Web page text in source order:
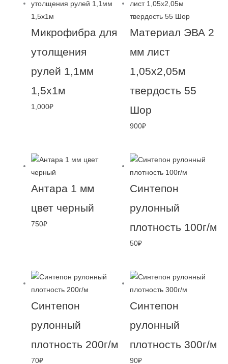
Микрофибра для
утолщения
рулей 1,1мм
1,5х1м
1,000₽
Материал ЭВА 2
мм лист
1,05х2,05м
твердость 55
Шор
900₽
Антара 1 мм
цвет черный
750₽
Синтепон
рулонный
плотность 100г/м
50₽
Синтепон
рулонный
плотность 200г/м
70₽
Синтепон
рулонный
плотность 300г/м
90₽